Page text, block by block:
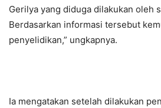
Gerilya yang diduga dilakukan oleh
Berdasarkan informasi tersebut
penyelidikan,” ungkapnya.
Ia mengatakan setelah dilakukan